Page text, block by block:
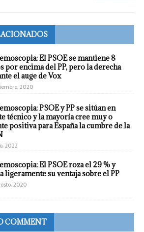
El PSOE se mantiene 8
por encima del PP, pero la derecha
el auge de Vox
2020
PSOE y PP se sitúan en
técnico y la mayoría cree muy o
positiva para España la cumbre de la
2022
El PSOE roza el 29 % y
ligeramente su ventaja sobre el PP
2020
COMMENT